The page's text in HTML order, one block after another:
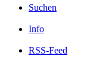
Suchen
Info
RSS-Feed